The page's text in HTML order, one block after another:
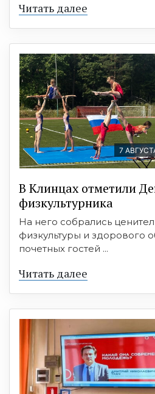
Читать далее
7
В Клинцах отметили
физкультурника
На него собрались
физкультуры и здорового
почетных гостей ...
Читать далее